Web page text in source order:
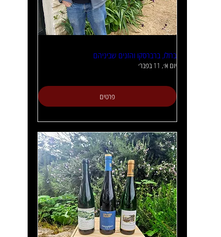
ברולו, ברברסקו והזנים שביניהם
יום א׳, 11 בפבר׳
פרטים